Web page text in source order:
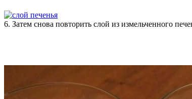
6. Затем снова повторить слой из измельченного